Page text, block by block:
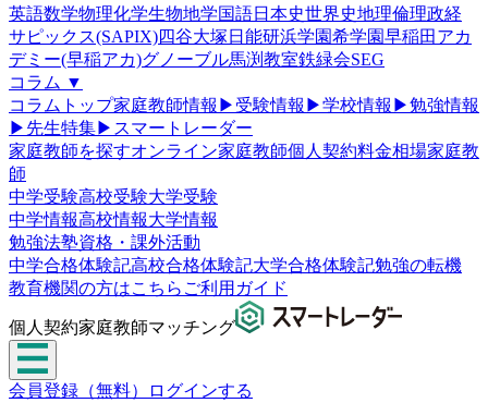
英語数学物理化学生物地学国語日本史世界史地理倫理政経
サピックス(SAPIX)四谷大塚 日能研浜学園希学園早稲田アカ
デミー(早稲アカ)グノーブル馬渕教室鉄緑会SEG
コラム ▼
コラムトップ家庭教師情報 ▶ 受験情報 ▶学校情報 ▶勉強情報
▶ 先生特集▶ スマートレーダー
家庭教師を探すオンライン家庭教師個人契約料金相場家庭教
師
中学受験高校受験大学受験
中学情報高校情報大学情報
勉強法塾資格・課外活動
中学合格体験記高校合格体験記大学合格体験記勉強の転機
教育機関の方はこちら ご利用ガイド
個人契約家庭教師マッチング
会員登録（無料）
ログインする